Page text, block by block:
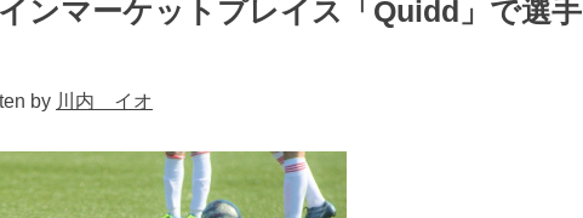
ンマーケットプレイス「Quidd」で選手
by 川内 イオ